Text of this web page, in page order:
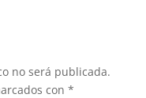
no será publicada.
con *